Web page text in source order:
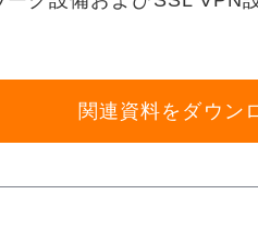
関連資料をダウン